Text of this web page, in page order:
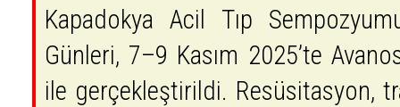
Kapadokya Acil Tıp
Günleri, 7–9 Kasım 2025’te
ile gerçekleştirildi. Resüsitasyon,